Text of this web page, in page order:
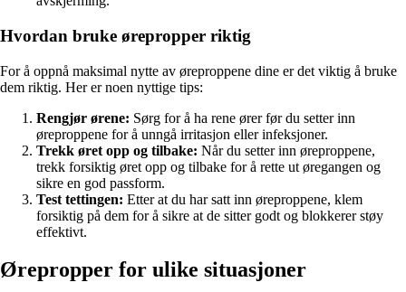
Hvordan bruke ørepropper riktig
For å oppnå maksimal nytte av øreproppene dine er det viktig å bruke
dem riktig. Her er noen nyttige tips:
Rengjør ørene: Sørg for å ha rene ører før du setter inn
øreproppene for å unngå irritasjon eller infeksjoner.
Trekk øret opp og tilbake: Når du setter inn øreproppene,
trekk forsiktig øret opp og tilbake for å rette ut øregangen og
sikre en god passform.
Test tettingen: Etter at du har satt inn øreproppene, klem
forsiktig på dem for å sikre at de sitter godt og blokkerer støy
effektivt.
Ørepropper for ulike situasjoner